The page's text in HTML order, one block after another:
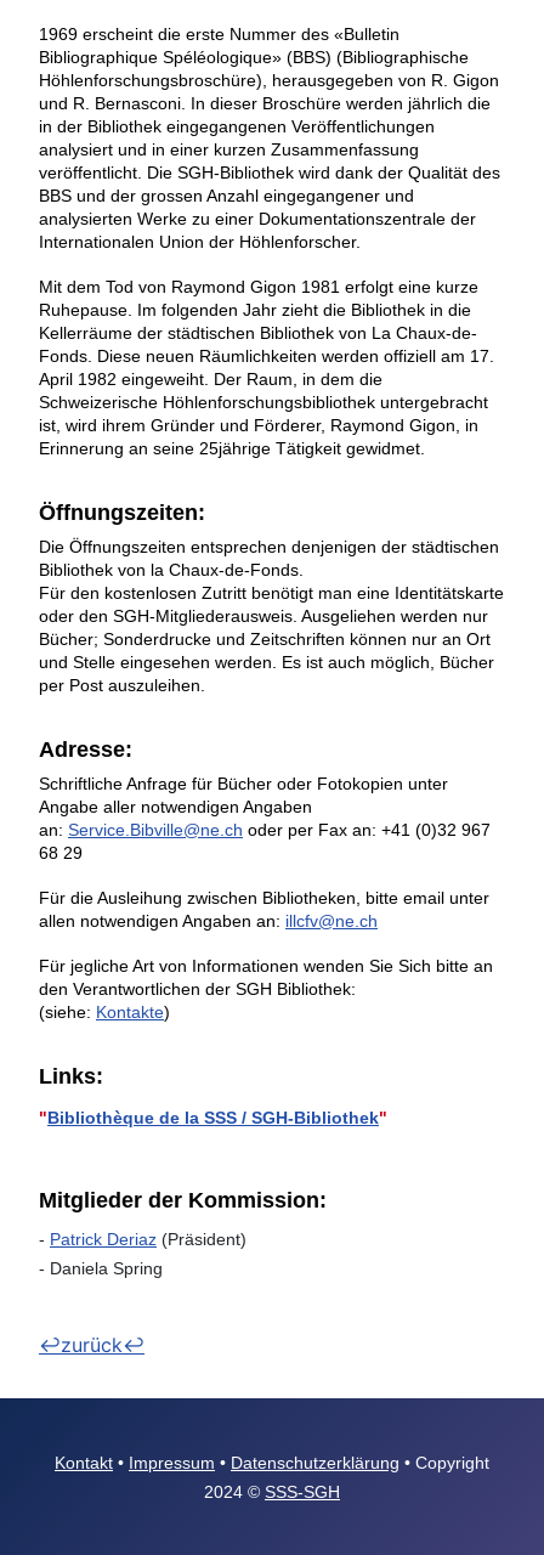
1969 erscheint die erste Nummer des «Bulletin
Bibliographique Spéléologique» (BBS) (Bibliographische
Höhlenforschungsbroschüre), herausgegeben von R. Gigon
und R. Bernasconi. In dieser Broschüre werden jährlich die
in der Bibliothek eingegangenen Veröffentlichungen
analysiert und in einer kurzen Zusammenfassung
veröffentlicht. Die SGH-Bibliothek wird dank der Qualität des
BBS und der grossen Anzahl eingegangener und
analysierten Werke zu einer Dokumentationszentrale der
Internationalen Union der Höhlenforscher.
Mit dem Tod von Raymond Gigon 1981 erfolgt eine kurze
Ruhepause. Im folgenden Jahr zieht die Bibliothek in die
Kellerräume der städtischen Bibliothek von La Chaux-de-
Fonds. Diese neuen Räumlichkeiten werden offiziell am 17.
April 1982 eingeweiht. Der Raum, in dem die
Schweizerische Höhlenforschungsbibliothek untergebracht
ist, wird ihrem Gründer und Förderer, Raymond Gigon, in
Erinnerung an seine 25jährige Tätigkeit gewidmet.
Öffnungszeiten:
Die Öffnungszeiten entsprechen denjenigen der städtischen
Bibliothek von la Chaux-de-Fonds.
Für den kostenlosen Zutritt benötigt man eine Identitätskarte
oder den SGH-Mitgliederausweis. Ausgeliehen werden nur
Bücher; Sonderdrucke und Zeitschriften können nur an Ort
und Stelle eingesehen werden. Es ist auch möglich, Bücher
per Post auszuleihen.
Adresse:
Schriftliche Anfrage für Bücher oder Fotokopien unter
Angabe aller notwendigen Angaben
an: Service.Bibville@ne.ch oder per Fax an: +41 (0)32 967
68 29
Für die Ausleihung zwischen Bibliotheken, bitte email unter
allen notwendigen Angaben an: illcfv@ne.ch
Für jegliche Art von Informationen wenden Sie Sich bitte an
den Verantwortlichen der SGH Bibliothek:
(siehe: Kontakte)
Links:
"Bibliothèque de la SSS / SGH-Bibliothek"
Mitglieder der Kommission:
- Patrick Deriaz (Präsident)
- Daniela Spring
↩zurück↩
Kontakt • Impressum • Datenschutzerklärung • Copyright
2024 © SSS-SGH